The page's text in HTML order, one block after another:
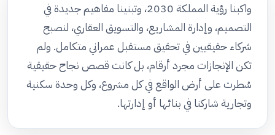
واكبنا رؤية المملكة 2030، وتبنينا مفاهيم جديدة في
التصميم، وإدارة المشاريع، والتسويق العقاري، لنصبح
شركاء حقيقيين في تحقيق مستقبل عمراني متكامل. ولم
تكن الإنجازات مجرد أرقام، بل كانت قصص نجاح حقيقية
سُطرت على أرض الواقع في كل مشروع، وكل وحدة سكنية
وتجارية شاركنا في بنائها أو إدارتها.